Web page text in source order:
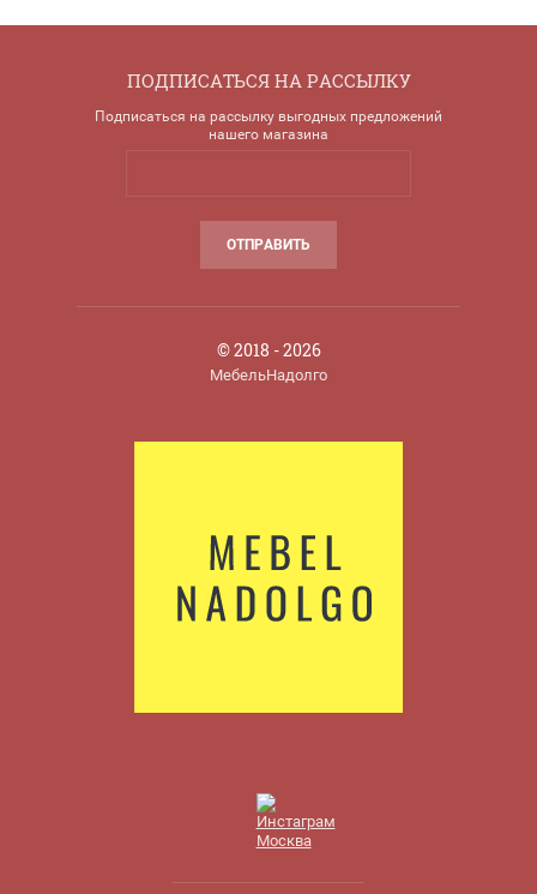
ПОДПИСАТЬСЯ НА РАССЫЛКУ
Подписаться на рассылку выгодных предложений
нашего магазина
ОТПРАВИТЬ
© 2018 - 2026
МебельНадолго